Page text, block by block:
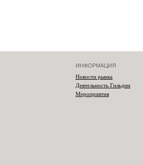
ИНФОРМАЦИЯ
Новости рынка
Деятельность Гильдии
Мероприятия